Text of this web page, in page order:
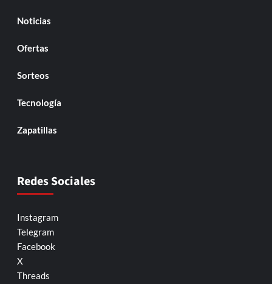
Noticias
Ofertas
Sorteos
Tecnología
Zapatillas
Redes Sociales
Instagram
Telegram
Facebook
X
Threads